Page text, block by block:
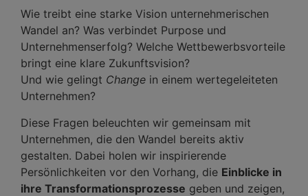
Wie treibt eine starke Vision unternehmerischen
Wandel an? Was verbindet Purpose und
Unternehmenserfolg? Welche Wettbewerbsvorteile
bringt eine klare Zukunftsvision?
Und wie gelingt Change in einem wertegeleiteten
Unternehmen?
Diese Fragen beleuchten wir gemeinsam mit
Unternehmen, die den Wandel bereits aktiv
gestalten. Dabei holen wir inspirierende
Persönlichkeiten vor den Vorhang, die Einblicke in
ihre Transformationsprozesse geben und zeigen,